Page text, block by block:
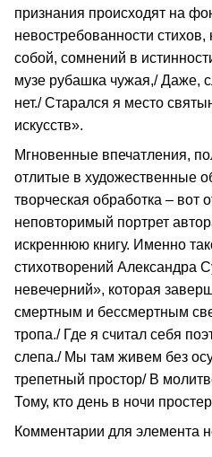
признания происходят на
невостребованности стихов,
собой, сомнений в
музе рубашка чужая,/ Даже,
нет./ Старался я место
искусств».
Мгновенные впечатления,
отлитые в художественные
творческая обработка – вот
неповторимый портрет
искреннюю книгу. Именно
стихотворений Александра
невечерний», которая
смертным и бессмертным
тропа./ Где я считал себя
слепа./ Мы там живем без
трепетный простор/ В
Тому, кто день в ночи
Комментарии для элемента